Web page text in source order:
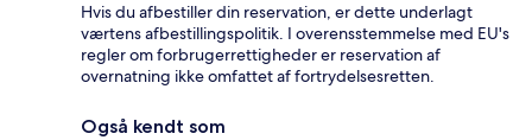
Hvis du afbestiller din reservation, er dette underlagt
værtens afbestillingspolitik. I overensstemmelse med EU's
regler om forbrugerrettigheder er reservation af
overnatning ikke omfattet af fortrydelsesretten.
Også kendt som